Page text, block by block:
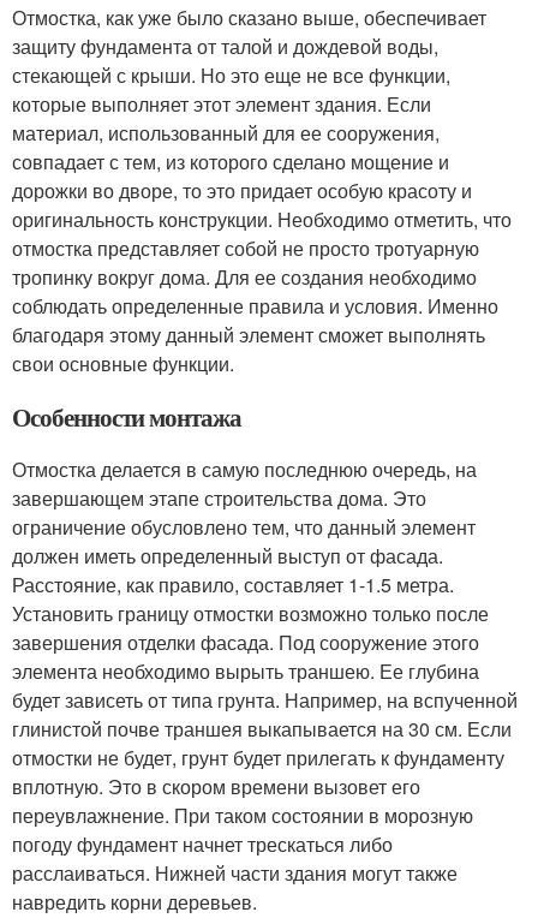
Отмостка, как уже было сказано выше, обеспечивает
защиту фундамента от талой и дождевой воды,
стекающей с крыши. Но это еще не все функции,
которые выполняет этот элемент здания. Если
материал, использованный для ее сооружения,
совпадает с тем, из которого сделано мощение и
дорожки во дворе, то это придает особую красоту и
оригинальность конструкции. Необходимо отметить, что
отмостка представляет собой не просто тротуарную
тропинку вокруг дома. Для ее создания необходимо
соблюдать определенные правила и условия. Именно
благодаря этому данный элемент сможет выполнять
свои основные функции.
Особенности монтажа
Отмостка делается в самую последнюю очередь, на
завершающем этапе строительства дома. Это
ограничение обусловлено тем, что данный элемент
должен иметь определенный выступ от фасада.
Расстояние, как правило, составляет 1-1.5 метра.
Установить границу отмостки возможно только после
завершения отделки фасада. Под сооружение этого
элемента необходимо вырыть траншею. Ее глубина
будет зависеть от типа грунта. Например, на вспученной
глинистой почве траншея выкапывается на 30 см. Если
отмостки не будет, грунт будет прилегать к фундаменту
вплотную. Это в скором времени вызовет его
переувлажнение. При таком состоянии в морозную
погоду фундамент начнет трескаться либо
расслаиваться. Нижней части здания могут также
навредить корни деревьев.